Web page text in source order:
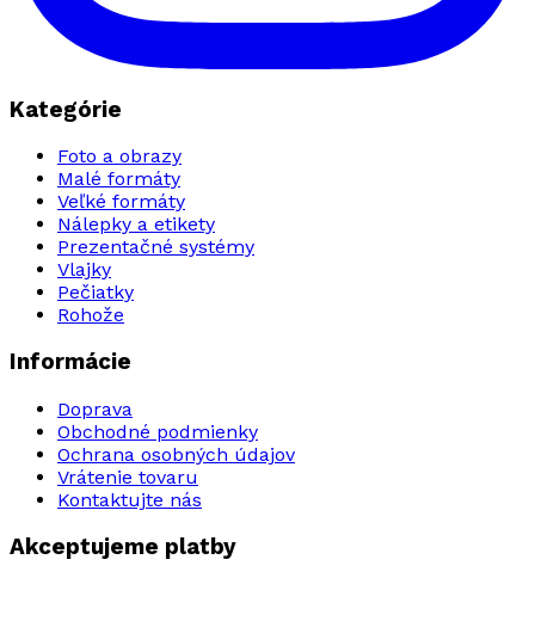
Kategórie
Foto a obrazy
Malé formáty
Veľké formáty
Nálepky a etikety
Prezentačné systémy
Vlajky
Pečiatky
Rohože
Informácie
Doprava
Obchodné podmienky
Ochrana osobných údajov
Vrátenie tovaru
Kontaktujte nás
Akceptujeme platby